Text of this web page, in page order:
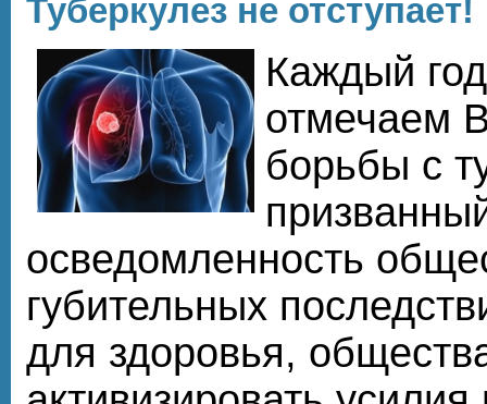
Туберкулез не отступает!
Каждый
отмечаем
борьбы с
осведомленность
губительных
для здоровья,